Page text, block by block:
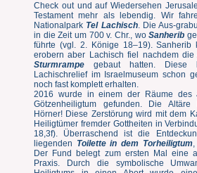
Check out und auf Wiedersehen
Testament mehr als lebendig. Wir
Nationalpark Tel Lachisch. Die Aus-
in die Zeit um 700 v. Chr., woSanherib
führte (vgl. 2. Könige 18–19). Sanherib
erobern aber Lachisch fiel nachdem die
Sturmrampe gebaut hatten. Diese
Lachischrelief im Israelmuseum schon
noch fast komplett erhalten.
2016 wurde in einem der Räume des
Götzenheiligtum gefunden. Die Altäre
Hörner! Diese Zerstörung wird mit dem
Heiligtümer fremder Gottheiten in
18,3f). Überraschend ist die
liegenden Toilette in dem Torheiligtum,
Der Fund belegt zum ersten Mal eine
Praxis. Durch die symbolische